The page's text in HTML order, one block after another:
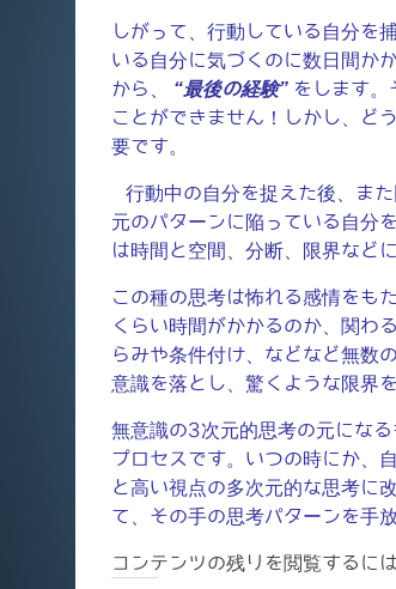
しがって、行動している自分を
いる自分に気づくのに数日間か
から、 “最後の経験” をします。
ことができません！しかし、ど
要です。
行動中の自分を捉えた後、ま
元のパターンに陥っている自分
は時間と空間、分断、限界など
この種の思考は怖れる感情をも
くらい時間がかかるのか、関わ
らみや条件付け、などなど無数
意識を落とし、驚くような限界
無意識の3次元的思考の元にな
プロセスです。いつの時にか、
と高い視点の多次元的な思考に
て、その手の思考パターンを手
コンテンツの残りを閲覧するに